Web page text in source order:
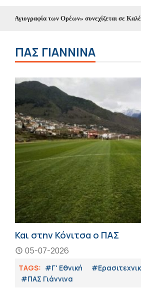
Ορέων» συνεχίζεται σε Καλέντζι και
ΠΑΣ ΓΙΆΝΝΙΝΑ
Και στην Κόνιτσα ο ΠΑΣ
05-07-2026
TAGS: #Γ' Εθνική
#ΠΑΣ Γιάννινα